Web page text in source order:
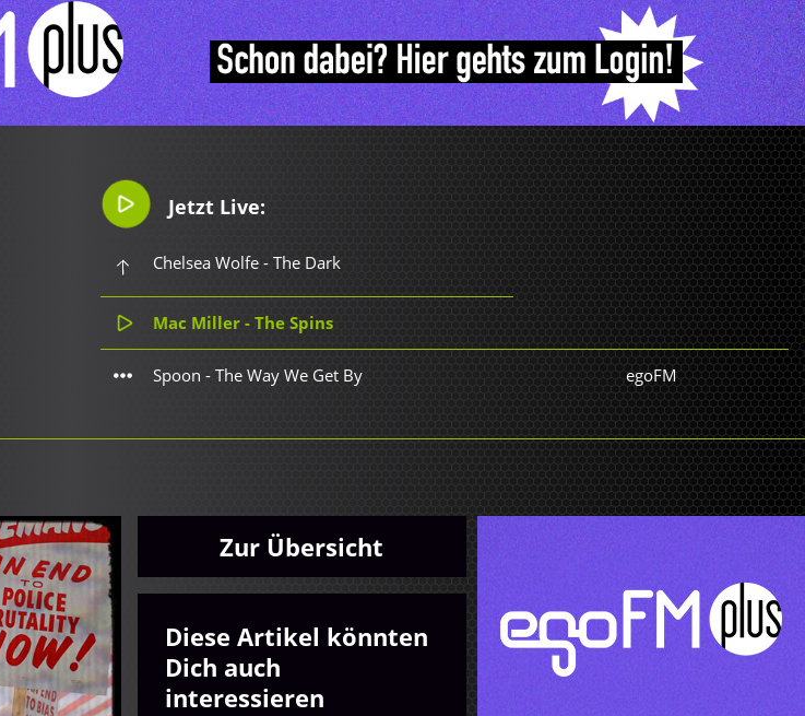
Jetzt Live:
Chelsea Wolfe - The Dark
Mac Miller - The Spins
Spoon - The Way We Get By egoFM
Zur Übersicht
Diese Artikel könnten
Dich auch
interessieren